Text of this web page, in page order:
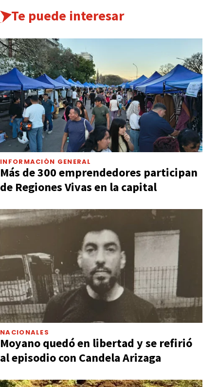
Te puede interesar
INFORMACIÓN GENERAL
Más de 300 emprendedores participan
de Regiones Vivas en la capital
NACIONALES
Moyano quedó en libertad y se refirió
al episodio con Candela Arizaga